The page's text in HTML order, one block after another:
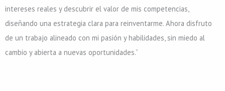
intereses reales y descubrir el valor de mis competencias,
diseñando una estrategia clara para reinventarme. Ahora disfruto
de un trabajo alineado con mi pasión y habilidades, sin miedo al
cambio y abierta a nuevas oportunidades.”